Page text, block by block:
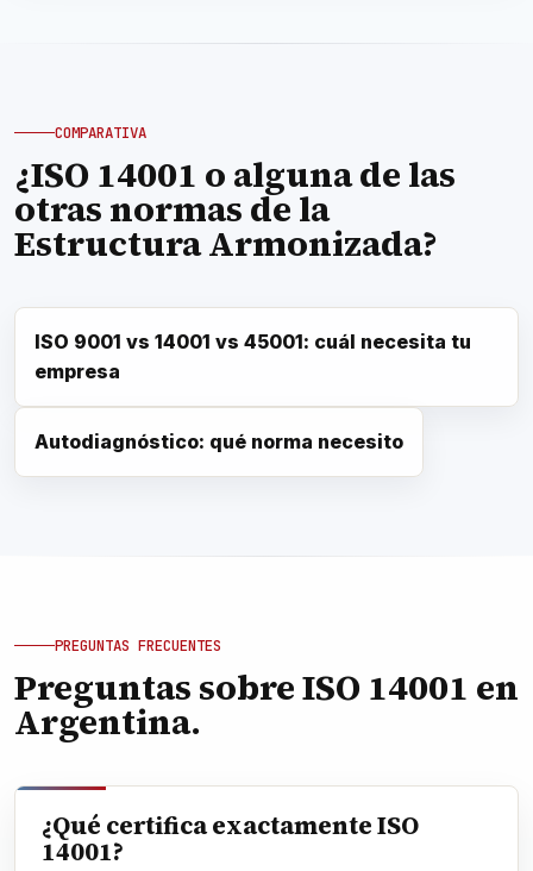
COMPARATIVA
¿ISO 14001 o alguna de las
otras normas de la
Estructura Armonizada?
ISO 9001 vs 14001 vs 45001: cuál necesita tu
empresa
Autodiagnóstico: qué norma necesito
PREGUNTAS FRECUENTES
Preguntas sobre ISO 14001 en
Argentina.
¿Qué certifica exactamente ISO
14001?